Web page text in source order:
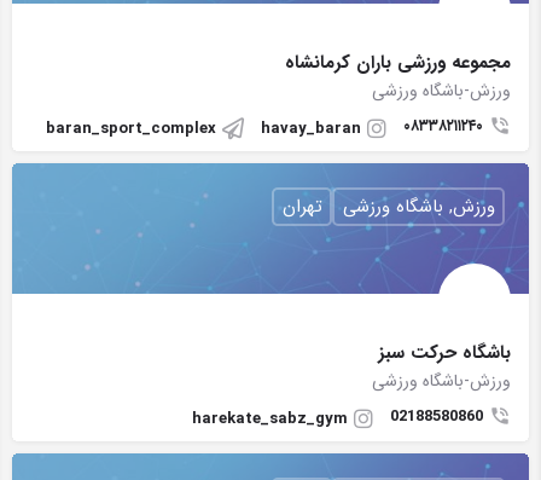
مجموعه ورزشی باران کرمانشاه
ورزش-باشگاه ورزشی
۰۸۳۳۸۲۱۱۲۴۰ havay_baran
baran_sport_complex
باشگاه حركت سبز
ورزش-باشگاه ورزشی
02188580860
harekate_sabz_gym
ورزش, باشگاه ورزشی تهران